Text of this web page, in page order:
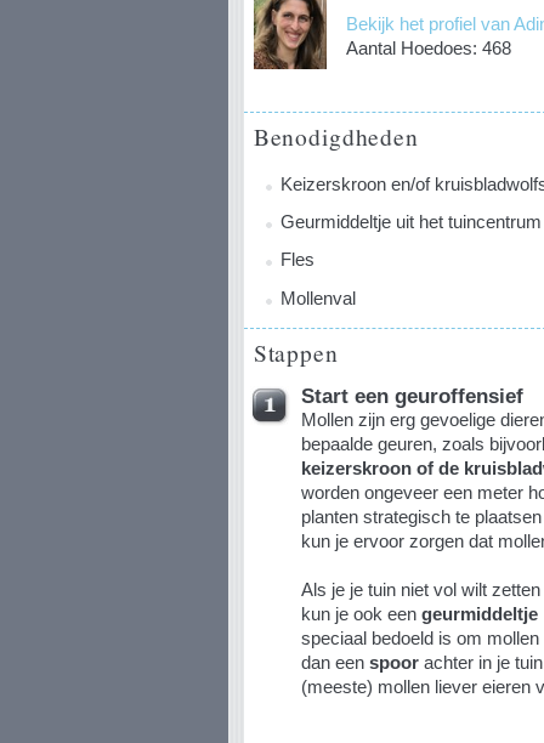
Bekijk het profiel van
Aantal Hoedoes: 468
Benodigdheden
Keizerskroon en/of
Geurmiddeltje uit het tuincentrum
Fles
Mollenval
Stappen
Start een geuroffensief
Mollen zijn erg gevoelige
bepaalde geuren, zoals
keizerskroon of de
worden ongeveer een meter
planten strategisch te
kun je ervoor zorgen dat
Als je je tuin niet vol wilt
kun je ook een geurmiddeltje
speciaal bedoeld is om
dan een spoorachter in je
(meeste) mollen liever eieren